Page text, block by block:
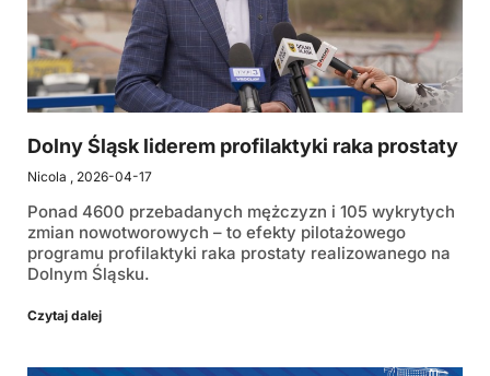
Dolny Śląsk liderem profilaktyki raka prostaty
Nicola 2026-04-17
Ponad 4600 przebadanych mężczyzn i 105 wykrytych
zmian nowotworowych – to efekty pilotażowego
programu profilaktyki raka prostaty realizowanego na
Dolnym Śląsku.
Czytaj dalej